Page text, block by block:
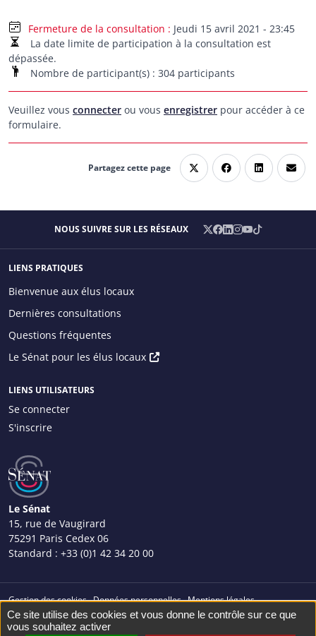
Jeudi 15 avril 2021 - 23:45
La date limite de participation à la consultation est
dépassée.
Nombre de participant(s) : 304 participants
Veuillez vous connecter ou vous enregistrer pour accéder à ce
formulaire.
Partagez cette page
NOUS SUIVRE SUR LES RÉSEAUX
X Facebook
LinkedIn
Instagram
YouTube
TikTok
LIENS PRATIQUES
Main menu
Bienvenue aux élus locaux
Dernières consultations
Menu
principal
Questions fréquentes
Le Sénat pour les élus locaux
LIENS UTILISATEURS
Se connecter
Utilisateur
S'inscrire
Le Sénat
15, rue de Vaugirard
75291 Paris Cedex 06
Standard : +33 (0)1 42 34 20 00
Menu
bas
Gestion des cookies Données personnelles Mentions légales
Plan du site Façonné par
© Sénat 2023. Tous droits réservés.
Ce site utilise des cookies et vous donne le contrôle sur ce que
vous souhaitez activer